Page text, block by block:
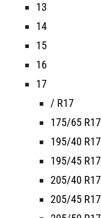
13
14
15
16
17
/ R17
175/65 R17
195/40 R17
195/45 R17
205/40 R17
205/45 R17